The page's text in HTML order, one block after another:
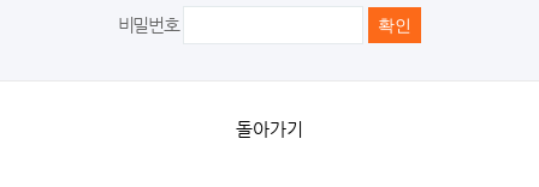
비밀번호
돌아가기